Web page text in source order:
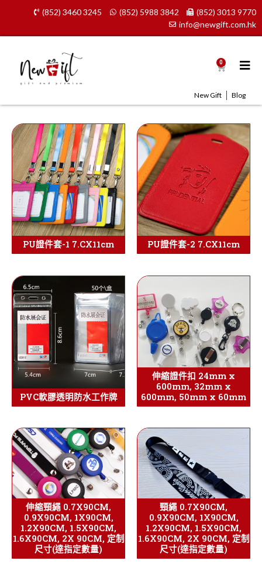
content
(852) 3460 3245 (852) 5988 3842
(852) 3013 9770
info@newgift.com.hk
0 Cart
New Gift Blog
PU證件套-1 7.CX11cm PU證件套-2 7.CX11cm
PVC軟膠透明防水工作牌
伸縮證件扣 24mm x
600mm, 32mm x
600mm, 50mm x 60mm
伸縮頸繩 0.7X90CM,
0.9X90CM, 1X90CM,
1.2X90CM, 1.5X90CM,
1.6X90CM, 2X 90CM, 定制
尺寸(達指定數量)
頸繩 0.7X90CM,
0.9X90CM, 1X90CM,
1.2X90CM, 1.5X90CM,
1.6X90CM, 2X 90CM, 定制
尺寸(達指定數量)